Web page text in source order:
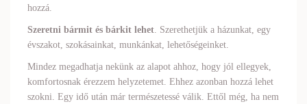
hozzá.
Szeretni bármit és bárkit lehet. Szerethetjük a házunkat, egy
évszakot, szokásainkat, munkánkat, lehetőségeinket.
Mindez megadhatja nekünk az alapot ahhoz, hogy jól ellegyek,
komfortosnak érezzem helyzetemet. Ehhez azonban hozzá lehet
szokni. Egy idő után már természetessé válik. Ettől még, ha nem